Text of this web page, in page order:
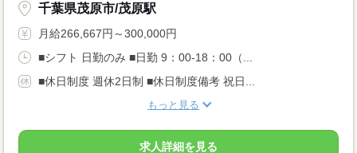
千葉県茂原市/茂原駅
月給266,667円～300,000円
■シフト 日勤のみ ■日勤 9：00-18：00（...
■休日制度 週休2日制 ■休日制度備考 祝日...
もっと見る
求人詳細を見る